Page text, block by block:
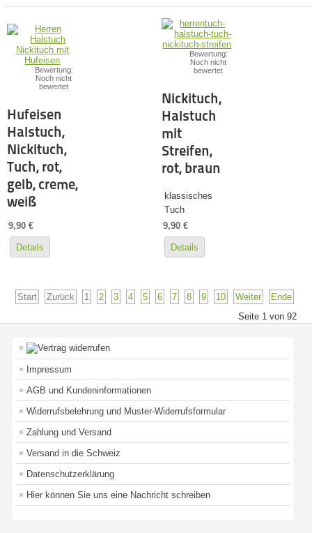
Bewertung:
Noch nicht
bewertet
Hufeisen
Halstuch,
Nickituch,
Tuch, rot,
gelb, creme,
weiß
9,90 €
Details
Bewertung:
Noch nicht
bewertet
Nickituch,
Halstuch
mit
Streifen,
rot, braun
klassisches
Tuch
9,90 €
Details
Start Zurück 1 2 3 4 5 6 7 8 9 10 Weiter
Ende
Seite 1 von 92
Impressum
AGB und Kundeninformationen
Widerrufsbelehrung und Muster-Widerrufsformular
Zahlung und Versand
Versand in die Schweiz
Datenschutzerklärung
Hier können Sie uns eine Nachricht schreiben